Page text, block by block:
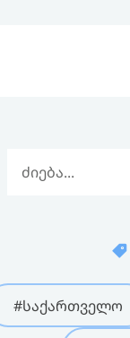
#საქართველო